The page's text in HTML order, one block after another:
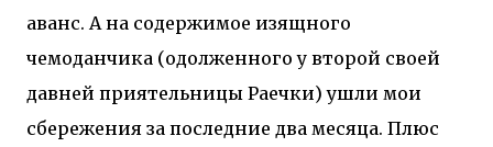
аванс. А на содержимое изящного
чемоданчика (одолженного у второй своей
давней приятельницы Раечки) ушли мои
сбережения за последние два месяца. Плюс